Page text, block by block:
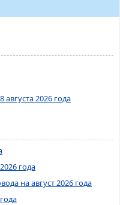
2026 года
года
на август 2026 года